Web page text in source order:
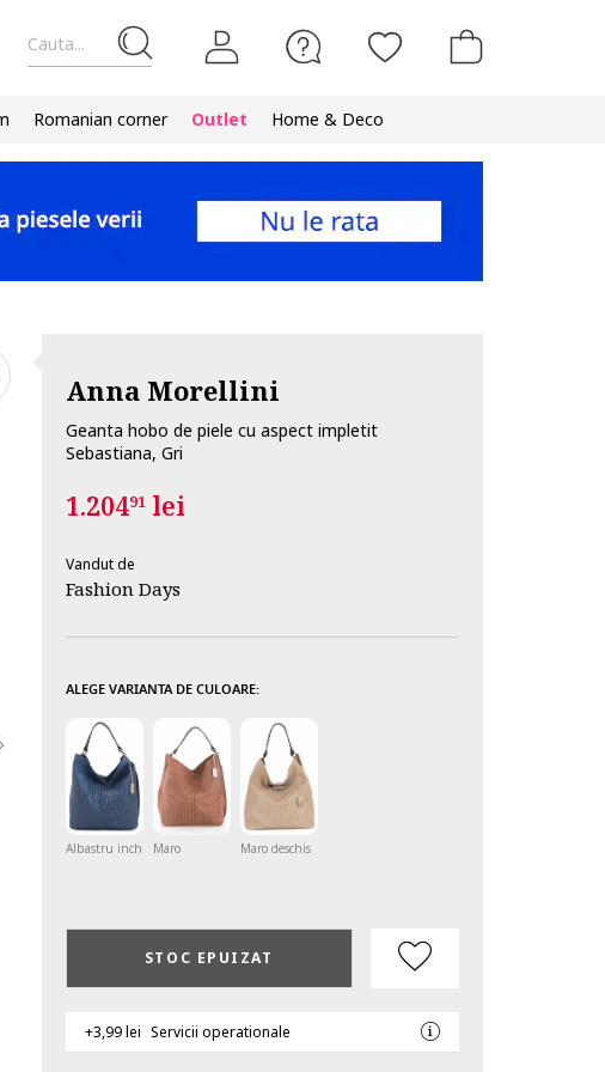
Cauta...
Romanian corner Outlet Home & Deco
Anna Morellini
Geanta hobo de piele cu aspect impletit
Sebastiana, Gri
1.20491lei
Vandut de
Fashion Days
ALEGE VARIANTA DE CULOARE:
Albastru inchis Maro Maro deschis
STOC EPUIZAT
+3,99 lei Servicii operationale